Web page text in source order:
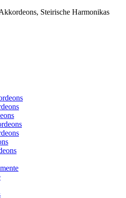
Steirische Harmonikas